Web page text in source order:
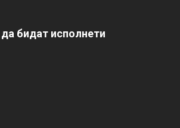
бидат исполнети